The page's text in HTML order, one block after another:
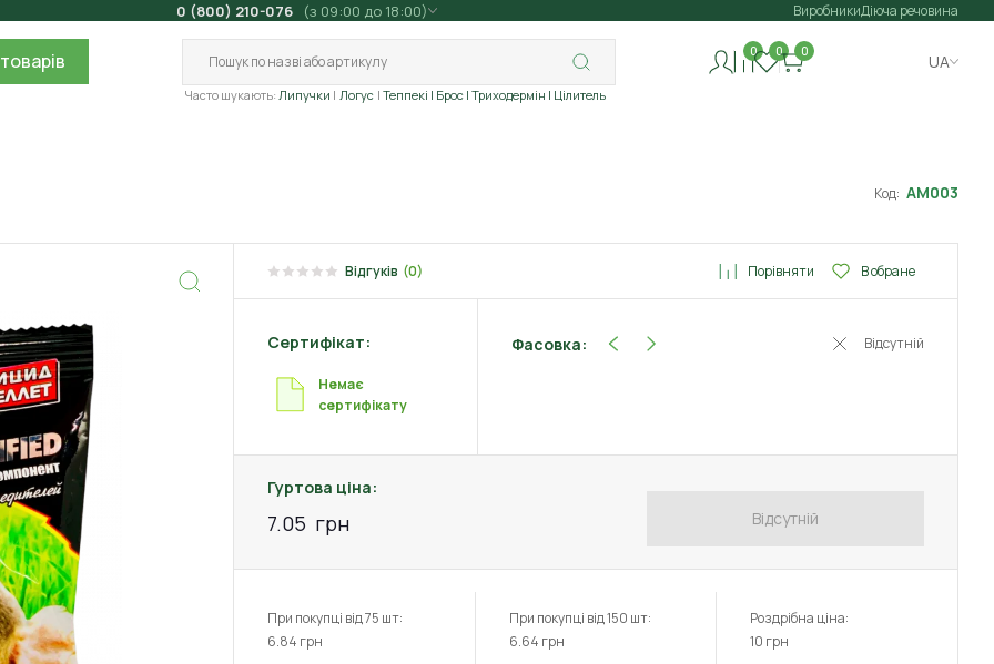
0 (800) 210-076 (з 09:00 до 18:00) ВиробникиДіюча речовина
Часто шукають: Липучки Логус Теппекі | Брос | Триходермін | Цілитель
0 0 0
UA
Код: АМ003
Відгуків (0) Порівняти В обране
Сертифікат:
Немає
сертифікату
Фасовка: Відсутній
Гуртова ціна:
7.05 грн Відсутній
При покупці від 75 шт:
6.84 грн
При покупці від 150 шт:
6.64 грн
Роздрібна ціна:
10 грн